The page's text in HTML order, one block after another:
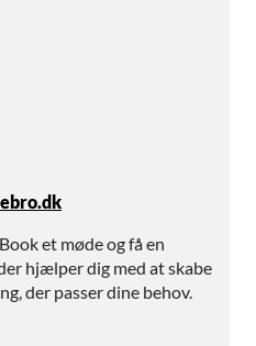
et møde og få en
hjælper dig med at skabe
der passer dine behov.